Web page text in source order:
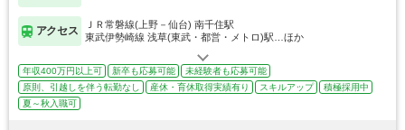
アクセス
ＪＲ常磐線(上野－仙台) 南千住駅
東武伊勢崎線 浅草(東武・都営・メトロ)駅…ほか
年収400万円以上可 新卒も応募可能
未経験者も応募可能
原則、引越しを伴う転勤なし
産休・育休取得実績有り スキルアップ
積極採用中
夏～秋入職可